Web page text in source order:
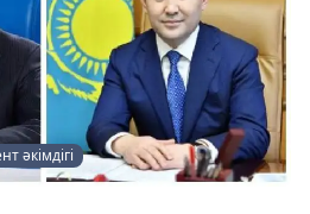
әкімдігі